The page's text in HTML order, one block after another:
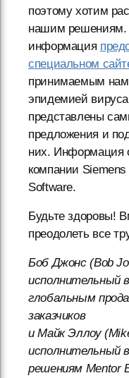
поэтому хотим
нашим решениям.
информация
специальном
принимаемым
эпидемией
представлены
предложения и
них. Информация
компании
Software.
Будьте здоровы!
преодолеть все
Боб Джонс (Bob
исполнительный
глобальным
заказчиков
и Майк Эллоу
исполнительный
решениям Mentor